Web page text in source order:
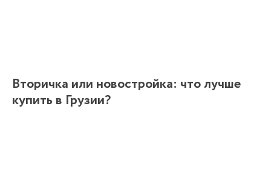
Вторичка или новостройка: что лучше
купить в Грузии?